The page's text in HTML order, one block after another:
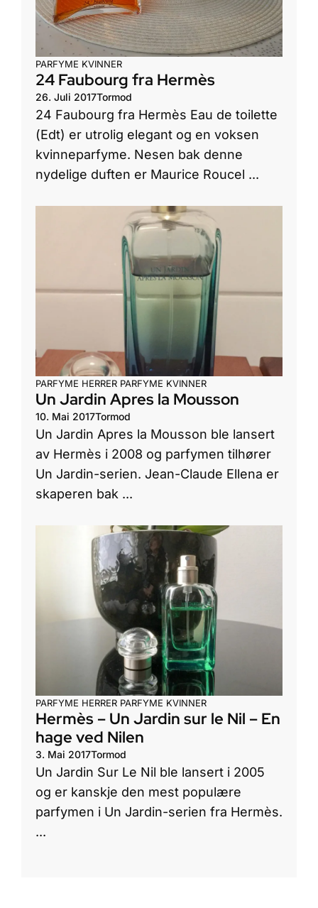
PARFYME KVINNER
24 Faubourg fra Hermès
26. Juli 2017Tormod
24 Faubourg fra Hermès Eau de toilette
(Edt) er utrolig elegant og en voksen
kvinneparfyme. Nesen bak denne
nydelige duften er Maurice Roucel ...
PARFYME HERRER PARFYME KVINNER
Un Jardin Apres la Mousson
10. Mai 2017Tormod
Un Jardin Apres la Mousson ble lansert
av Hermès i 2008 og parfymen tilhører
Un Jardin-serien. Jean-Claude Ellena er
skaperen bak ...
PARFYME HERRER PARFYME KVINNER
Hermès – Un Jardin sur le Nil – En
hage ved Nilen
3. Mai 2017Tormod
Un Jardin Sur Le Nil ble lansert i 2005
og er kanskje den mest populære
parfymen i Un Jardin-serien fra Hermès.
...